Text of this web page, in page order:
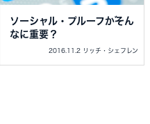
ソーシャル・プルーフがそん
なに重要？
2016.11.2 リッチ・シェフレン